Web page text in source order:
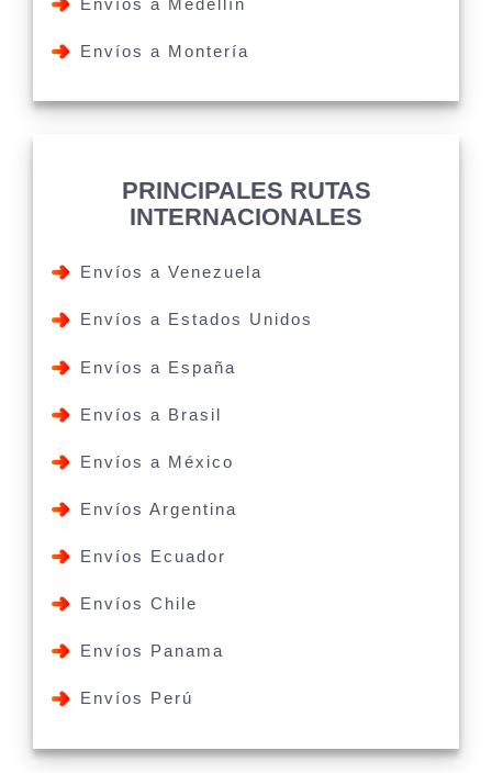
Envíos a Medellín
Envíos a Montería
PRINCIPALES RUTAS
INTERNACIONALES
Envíos a Venezuela
Envíos a Estados Unidos
Envíos a España
Envíos a Brasil
Envíos a México
Envíos Argentina
Envíos Ecuador
Envíos Chile
Envíos Panama
Envíos Perú